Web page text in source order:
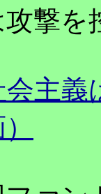
攻撃
会主義